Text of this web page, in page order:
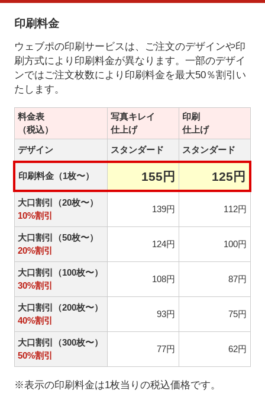
印刷料金
ウェブポの印刷サービスは、ご注文のデザインや印
刷方式により印刷料金が異なります。一部のデザイ
ンではご注文枚数により印刷料金を最大50％割引い
たします。
料金表
（税込）
写真キレイ
仕上げ
印刷
仕上げ
デザイン
スタンダード スタンダード
印刷料金（1枚〜） 155円 125円
大口割引（20枚〜）
10%割引
139円 112円
大口割引（50枚〜）
20%割引
124円 100円
大口割引（100枚〜）
30%割引
108円 87円
大口割引（200枚〜）
40%割引
93円 75円
大口割引（300枚〜）
50%割引
77円 62円
※表示の印刷料金は1枚当りの税込価格です。